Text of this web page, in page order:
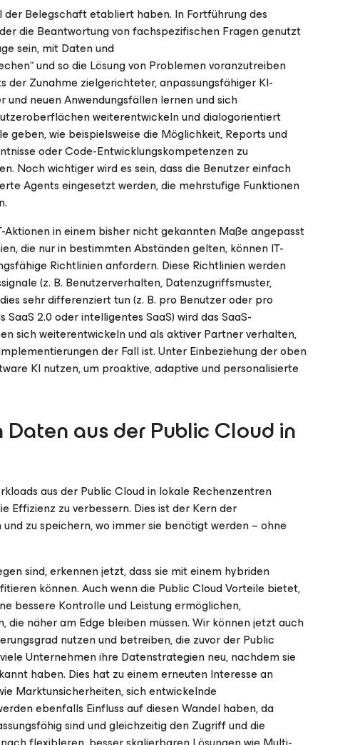
Belegschaft etabliert haben. In Fortführung des
die Beantwortung von fachspezifischen Fragen genutzt
sein, mit Daten und
und so die Lösung von Problemen voranzutreiben
der Zunahme zielgerichteter, anpassungsfähiger KI-
und neuen Anwendungsfällen lernen und sich
weiterentwickeln und dialogorientiert
wie beispielsweise die Möglichkeit, Reports und
oder Code-Entwicklungskompetenzen zu
Noch wichtiger wird es sein, dass die Benutzer einfach
Agents eingesetzt werden, die mehrstufige Funktionen
Aktionen in einem bisher nicht gekannten Maße angepasst
die nur in bestimmten Abständen gelten, können IT-
Richtlinien anfordern. Diese Richtlinien werden
(z. B. Benutzerverhalten, Datenzugriffsmuster,
sehr differenziert tun (z. B. pro Benutzer oder pro
2.0 oder intelligentes SaaS) wird das SaaS-
sich weiterentwickeln und als aktiver Partner verhalten,
der Fall ist. Unter Einbeziehung der oben
KI nutzen, um proaktive, adaptive und personalisierte
aus der Public Cloud in
aus der Public Cloud in lokale Rechenzentren
Effizienz zu verbessern. Dies ist der Kern der
zu speichern, wo immer sie benötigt werden – ohne
sind, erkennen jetzt, dass sie mit einem hybriden
können. Auch wenn die Public Cloud Vorteile bietet,
bessere Kontrolle und Leistung ermöglichen,
die näher am Edge bleiben müssen. Wir können jetzt auch
nutzen und betreiben, die zuvor der Public
Unternehmen ihre Datenstrategien neu, nachdem sie
haben. Dies hat zu einem erneuten Interesse an
Marktunsicherheiten, sich entwickelnde
ebenfalls Einfluss auf diesen Wandel haben, da
sind und gleichzeitig den Zugriff und die